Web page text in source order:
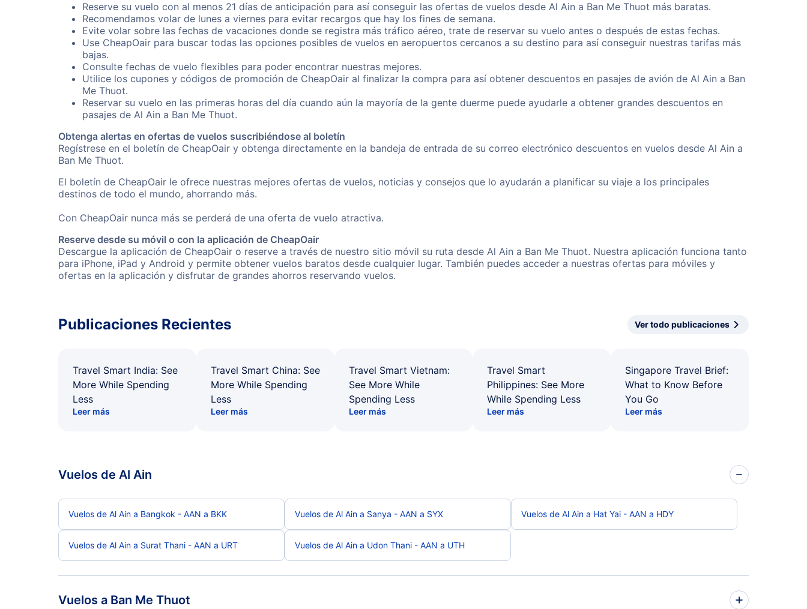
Reserve su vuelo con al menos 21 días de anticipación para así conseguir las ofertas de vuelos desde Al Ain a Ban Me Thuot más baratas.
Recomendamos volar de lunes a viernes para evitar recargos que hay los fines de semana.
Evite volar sobre las fechas de vacaciones donde se registra más tráfico aéreo, trate de reservar su vuelo antes o después de estas fechas.
Use CheapOair para buscar todas las opciones posibles de vuelos en aeropuertos cercanos a su destino para así conseguir nuestras tarifas más
bajas.
Consulte fechas de vuelo flexibles para poder encontrar nuestras mejores.
Utilice los cupones y códigos de promoción de CheapOair al finalizar la compra para así obtener descuentos en pasajes de avión de Al Ain a Ban
Me Thuot.
Reservar su vuelo en las primeras horas del día cuando aún la mayoría de la gente duerme puede ayudarle a obtener grandes descuentos en
pasajes de Al Ain a Ban Me Thuot.
Obtenga alertas en ofertas de vuelos suscribiéndose al boletín
Regístrese en el boletín de CheapOair y obtenga directamente en la bandeja de entrada de su correo electrónico descuentos en vuelos desde Al Ain a
Ban Me Thuot.
El boletín de CheapOair le ofrece nuestras mejores ofertas de vuelos, noticias y consejos que lo ayudarán a planificar su viaje a los principales
destinos de todo el mundo, ahorrando más.
Con CheapOair nunca más se perderá de una oferta de vuelo atractiva.
Reserve desde su móvil o con la aplicación de CheapOair
Descargue la aplicación de CheapOair o reserve a través de nuestro sitio móvil su ruta desde Al Ain a Ban Me Thuot. Nuestra aplicación funciona tanto
para iPhone, iPad y Android y permite obtener vuelos baratos desde cualquier lugar. También puedes acceder a nuestras ofertas para móviles y
ofertas en la aplicación y disfrutar de grandes ahorros reservando vuelos.
Publicaciones Recientes Ver todo publicaciones
Travel Smart India: See
More While Spending
Less
Leer más
Travel Smart China: See
More While Spending
Less
Leer más
Travel Smart Vietnam:
See More While
Spending Less
Leer más
Travel Smart
Philippines: See More
While Spending Less
Leer más
Singapore Travel Brief:
What to Know Before
You Go
Leer más
Vuelos de Al Ain
Vuelos de Al Ain a Bangkok - AAN a BKK Vuelos de Al Ain a Sanya - AAN a SYX Vuelos de Al Ain a Hat Yai - AAN a HDY
Vuelos de Al Ain a Surat Thani - AAN a URT Vuelos de Al Ain a Udon Thani - AAN a UTH
Vuelos a Ban Me Thuot